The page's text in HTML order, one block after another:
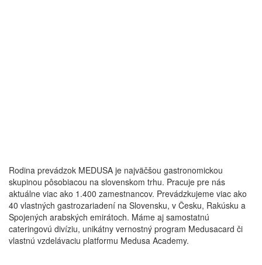
Rodina prevádzok MEDUSA je najväčšou gastronomickou
skupinou pôsobiacou na slovenskom trhu. Pracuje pre nás
aktuálne viac ako 1.400 zamestnancov. Prevádzkujeme viac ako
40 vlastných gastrozariadení na Slovensku, v Česku, Rakúsku a
Spojených arabských emirátoch. Máme aj samostatnú
cateringovú divíziu, unikátny vernostný program Medusacard či
vlastnú vzdelávaciu platformu Medusa Academy.